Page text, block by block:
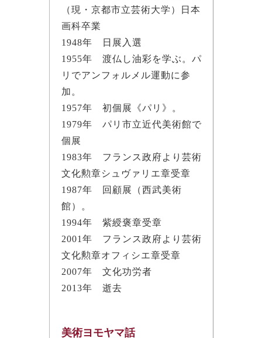
（現・京都市立芸術大学）日本
画科卒業
1948年 日展入選
1955年 渡仏し油彩を学ぶ。パ
リでアンフォルメル運動に参
加。
1957年 初個展《パリ》。
1979年 パリ市立近代美術館で
個展
1983年 フランス政府より芸術
文化勲章シュヴァリエ章受章
1987年 回顧展（西武美術
館）。
1994年 紫綬褒章受章
2001年 フランス政府より芸術
文化勲章オフィシエ章受章
2007年 文化功労者
2013年 逝去
美術ヨモヤマ話